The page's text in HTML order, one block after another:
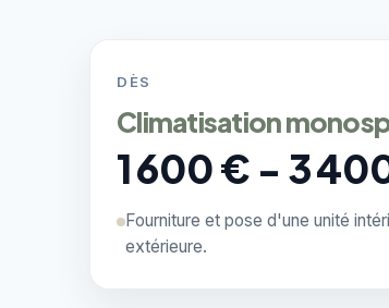
DÈS
Climatisation
1 600 € - 3
Fourniture et pose d'une unité
extérieure.